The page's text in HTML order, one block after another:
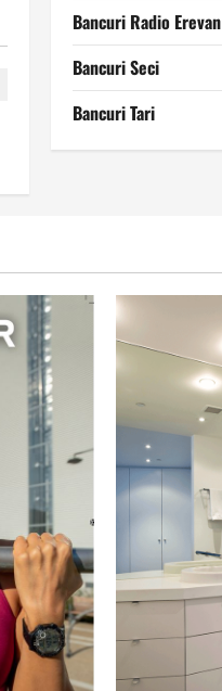
Bancuri Radio Erevan
Bancuri Seci
Bancuri Tari